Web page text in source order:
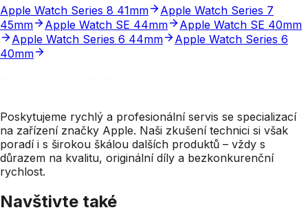
Apple Watch Series 8 41mm
Apple Watch Series 7
45mm
Apple Watch SE 44mm
Apple Watch SE 40mm
Apple Watch Series 6 44mm
Apple Watch Series 6
40mm
Poskytujeme rychlý a profesionální servis se specializací
na zařízení značky Apple. Naši zkušení technici si však
poradí i s širokou škálou dalších produktů – vždy s
důrazem na kvalitu, originální díly a bezkonkurenční
rychlost.
Navštivte také